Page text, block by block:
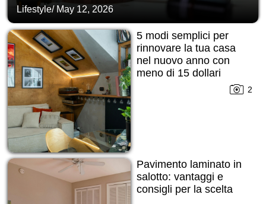
Lifestyle/ May 12, 2026
5 modi semplici per
rinnovare la tua casa
nel nuovo anno con
meno di 15 dollari
2
Pavimento laminato in
salotto: vantaggi e
consigli per la scelta